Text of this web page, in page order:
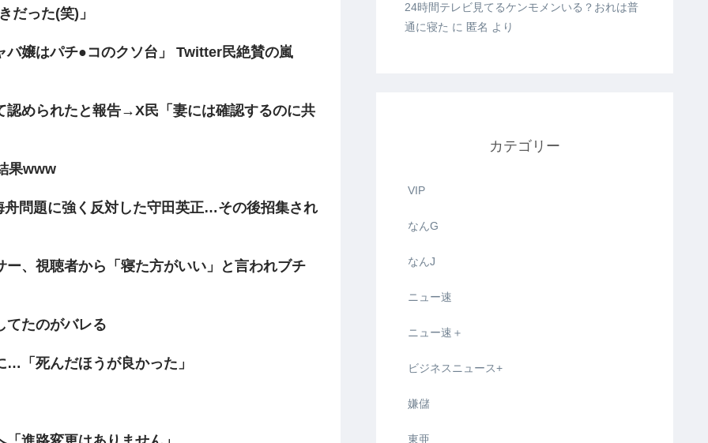
だった(笑)」
嬢はパチ●コのクソ台」 Twitter民絶賛の嵐
認められたと報告→X民「妻には確認するのに共
果www
問題に強く反対した守田英正…その後招集され
、視聴者から「寝た方がいい」と言われブチ
てたのがバレる
「死んだほうが良かった」
24時間テレビ見てるケンモメンいる？おれは普
通に寝た に 匿名 より
カテゴリー
VIP
なんG
なんJ
ニュー速
ニュー速＋
ビジネスニュース+
嫌儲
東亜